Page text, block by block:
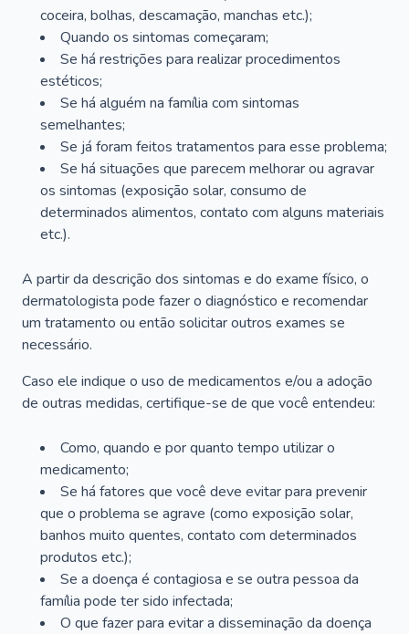
coceira, bolhas, descamação, manchas etc.);
Quando os sintomas começaram;
Se há restrições para realizar procedimentos
estéticos;
Se há alguém na família com sintomas
semelhantes;
Se já foram feitos tratamentos para esse problema;
Se há situações que parecem melhorar ou agravar
os sintomas (exposição solar, consumo de
determinados alimentos, contato com alguns materiais
etc.).
A partir da descrição dos sintomas e do exame físico, o
dermatologista pode fazer o diagnóstico e recomendar
um tratamento ou então solicitar outros exames se
necessário.
Caso ele indique o uso de medicamentos e/ou a adoção
de outras medidas, certifique-se de que você entendeu:
Como, quando e por quanto tempo utilizar o
medicamento;
Se há fatores que você deve evitar para prevenir
que o problema se agrave (como exposição solar,
banhos muito quentes, contato com determinados
produtos etc.);
Se a doença é contagiosa e se outra pessoa da
família pode ter sido infectada;
O que fazer para evitar a disseminação da doença